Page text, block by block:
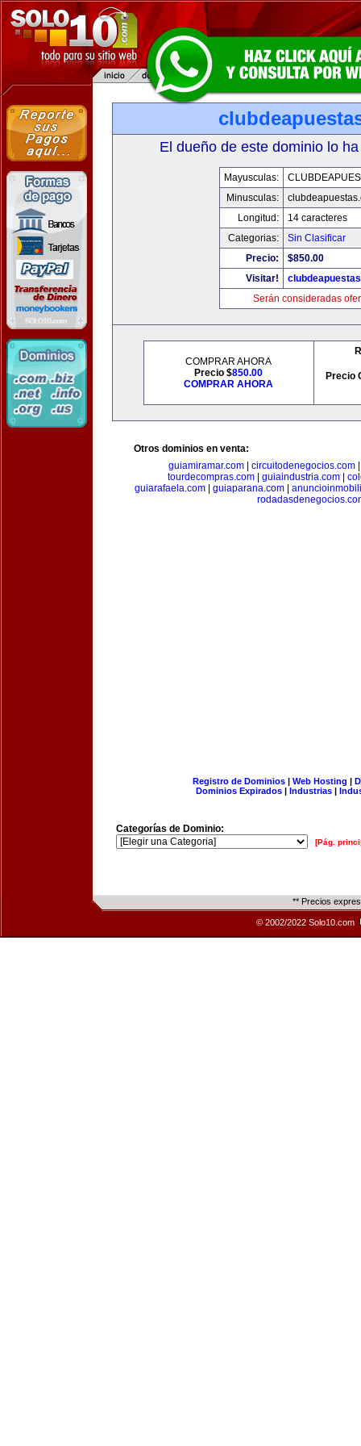
El dueño de este dominio lo
Mayusculas:
Minusculas:
Longitud:
14 caracteres
Categorias:
Sin Clasificar
Precio:
$850.00
Visitar!
Serán consideradas
COMPRAR AHORA
Precio $850.00
COMPRAR AHORA
Precio
Otros dominios en venta:
guiamiramar.com
circuitodenegocios.com
tourdecompras.com
guiaindustria.com
guiarafaela.com| guiaparana.com|
Registro de Dominios| Web Hosting |
Dominios Expirados | Industrias |
Categorías de Dominio:
[Pág.
** Precios
© 2002/2022 Solo10.com